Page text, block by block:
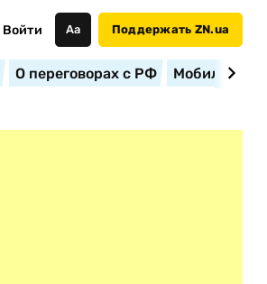
Войти Аа Поддержать ZN.ua
О переговорах с РФ